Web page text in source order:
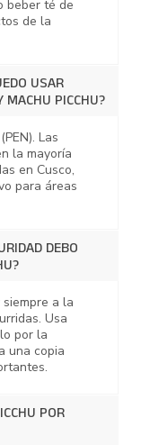
beber té de
de la
USAR
MACHU PICCHU?
Las
la mayoría
en Cusco,
para áreas
DEBO
a la
Usa
por la
una copia
POR